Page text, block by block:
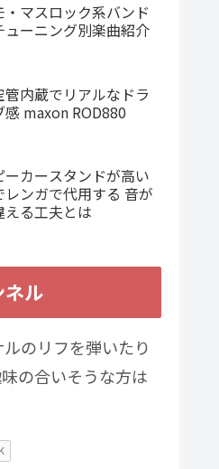
・マスロック系バンド
ューニング別楽曲紹介
管内蔵でリアルなドラ
感 maxon ROD880
ーカースタンドが高い
レンガで代用する 音が
える工夫とは
ル
のリフを弾いたり
の合いそうな方は